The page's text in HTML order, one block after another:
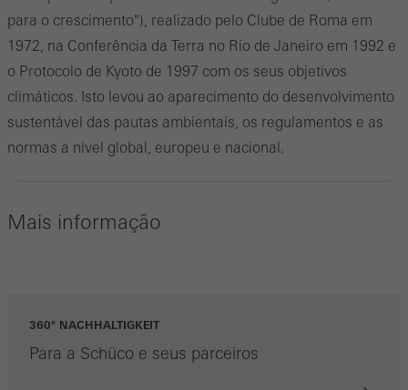
para o crescimento"), realizado pelo Clube de Roma em
1972, na Conferência da Terra no Rio de Janeiro em 1992 e
o Protocolo de Kyoto de 1997 com os seus objetivos
climáticos. Isto levou ao aparecimento do desenvolvimento
sustentável das pautas ambientais, os regulamentos e as
normas a nível global, europeu e nacional.
Mais informação
360° NACHHALTIGKEIT
Para a Schüco e seus parceiros